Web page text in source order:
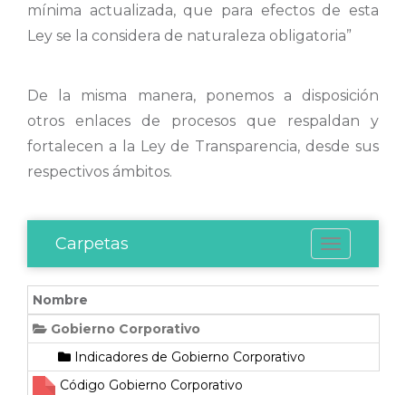
mínima actualizada, que para efectos de esta
Ley se la considera de naturaleza obligatoria”
De la misma manera, ponemos a disposición
otros enlaces de procesos que respaldan y
fortalecen a la Ley de Transparencia, desde sus
respectivos ámbitos.
T
o
g
Carpetas
Nombre
Gobierno Corporativo
Indicadores de Gobierno Corporativo
Código Gobierno Corporativo